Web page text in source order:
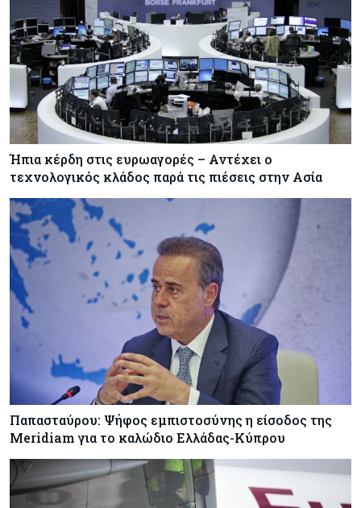
Ήπια κέρδη στις ευρωαγορές – Αντέχει ο
τεχνολογικός κλάδος παρά τις πιέσεις στην Ασία
Παπασταύρου: Ψήφος εμπιστοσύνης η είσοδος της
Meridiam για το καλώδιο Ελλάδας-Κύπρου